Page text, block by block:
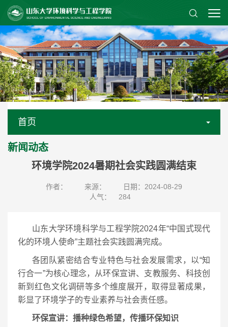
首页
新闻动态
环境学院2024暑期社会实践圆满结束
作者： 来源：
日期：2024-08-29
人气：
284
山东大学环境科学与工程学院2024年“中国式现代
化的环境人使命”主题社会实践圆满完成。
各团队紧密结合专业特色与社会发展需求，以“知
行合一”为核心理念，从环保宣讲、支教服务、科技创
新到红色文化调研等多个维度展开，取得显著成果，
彰显了环境学子的专业素养与社会责任感。
环保宣讲：播种绿色希望，传播环保知识